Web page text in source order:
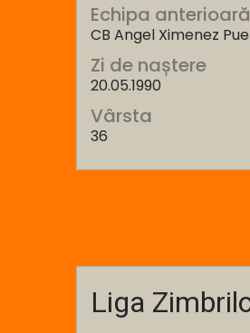
Echipa anterioară
CB Angel Ximenez
Zi de naștere
20.05.1990
Vârsta
36
Liga